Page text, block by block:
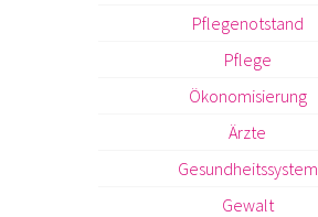
Pflegenotstand
Pflege
Ökonomisierung
Ärzte
Gesundheitssystem
Gewalt